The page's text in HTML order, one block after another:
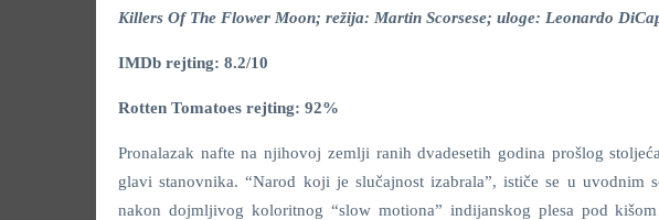
Killers Of The Flower Moon; režija: Martin Scorsese; uloge: Leonardo
IMDb rejting: 8.2/10
Rotten Tomatoes rejting: 92%
Pronalazak nafte na njihovoj zemlji ranih dvadesetih godina prošlog
glavi stanovnika. “Narod koji je slučajnost izabrala”, ističe se u uvodnim
nakon dojmljivog koloritnog “slow motiona” indijanskog plesa pod